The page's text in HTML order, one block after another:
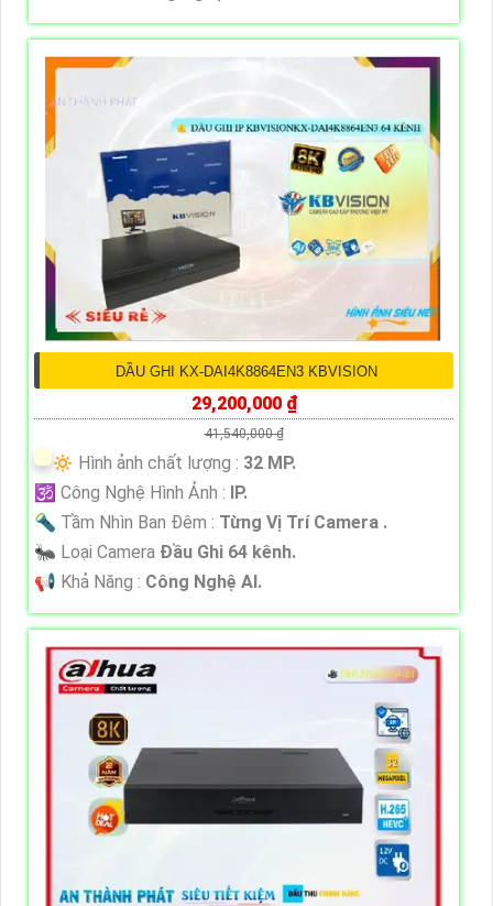
DẦU GHI KX-DAI4K8864EN3 KBVISION
29,200,000 ₫
41,540,000 ₫
🔅 Hình ảnh chất lượng : 32 MP.
🕉️ Công Nghệ Hình Ảnh : IP.
🔦 Tầm Nhìn Ban Đêm : Từng Vị Trí Camera .
🐜 Loại Camera Đầu Ghi 64 kênh.
️📢 Khả Năng : Công Nghệ AI.